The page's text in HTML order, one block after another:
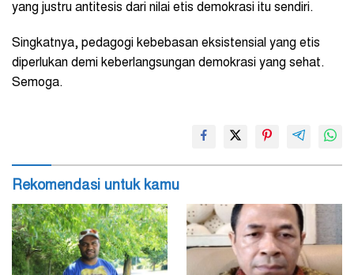
yang justru antitesis dari nilai etis demokrasi itu sendiri.
Singkatnya, pedagogi kebebasan eksistensial yang etis
diperlukan demi keberlangsungan demokrasi yang sehat.
Semoga.
Rekomendasi untuk kamu